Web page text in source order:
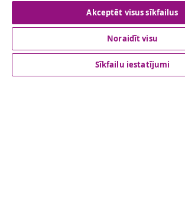
klientu apkalpoanaš
Uzņēmējdarbība
Akceptēt visus sīkfailus
Noraidīt visu
Sīkfailu iestatījumi